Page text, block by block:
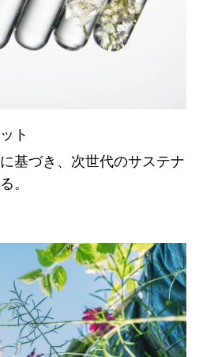
ト
基づき、次世代のサステナ
。